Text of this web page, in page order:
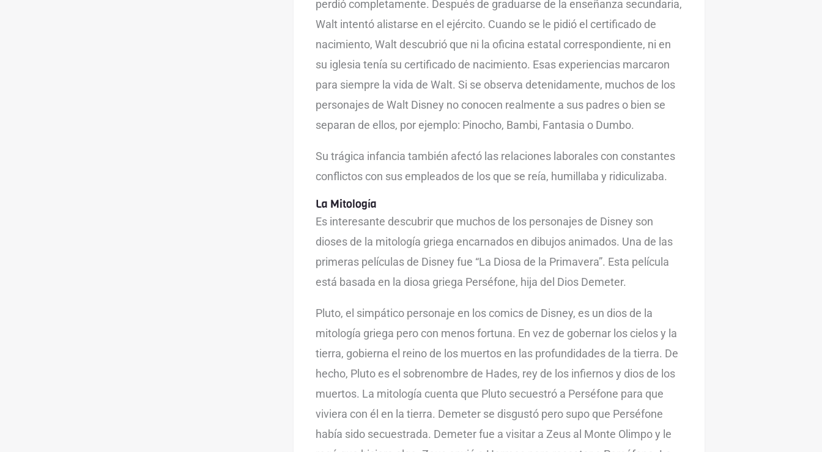
perdió completamente. Después de graduarse de la enseñanza secundaria,
Walt intentó alistarse en el ejército. Cuando se le pidió el certificado de
nacimiento, Walt descubrió que ni la oficina estatal correspondiente, ni en
su iglesia tenía su certificado de nacimiento. Esas experiencias marcaron
para siempre la vida de Walt. Si se observa detenidamente, muchos de los
personajes de Walt Disney no conocen realmente a sus padres o bien se
separan de ellos, por ejemplo: Pinocho, Bambi, Fantasia o Dumbo.
Su trágica infancia también afectó las relaciones laborales con constantes
conflictos con sus empleados de los que se reía, humillaba y ridiculizaba.
La Mitología
Es interesante descubrir que muchos de los personajes de Disney son
dioses de la mitología griega encarnados en dibujos animados. Una de las
primeras películas de Disney fue “La Diosa de la Primavera”. Esta película
está basada en la diosa griega Perséfone, hija del Dios Demeter.
Pluto, el simpático personaje en los comics de Disney, es un dios de la
mitología griega pero con menos fortuna. En vez de gobernar los cielos y la
tierra, gobierna el reino de los muertos en las profundidades de la tierra. De
hecho, Pluto es el sobrenombre de Hades, rey de los infiernos y dios de los
muertos. La mitología cuenta que Pluto secuestró a Perséfone para que
viviera con él en la tierra. Demeter se disgustó pero supo que Perséfone
había sido secuestrada. Demeter fue a visitar a Zeus al Monte Olimpo y le